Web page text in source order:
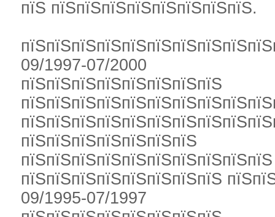
пїЅ пїЅпїЅпїЅпїЅпїЅпїЅпїЅпїЅ.
09/1997-07/2000
пїЅпїЅпїЅпїЅпїЅпїЅпїЅпїЅ
пїЅпїЅпїЅпїЅпїЅпїЅпїЅ
пїЅпїЅпїЅпїЅпїЅпїЅпїЅпїЅ
09/1995-07/1997